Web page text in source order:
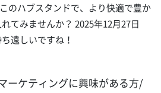
のハブスタンドで、より快適で豊か
てみませんか？ 2025年12月27日
遠しいですね！
ーケティングに興味がある方/